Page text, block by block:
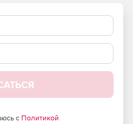
с Политикой